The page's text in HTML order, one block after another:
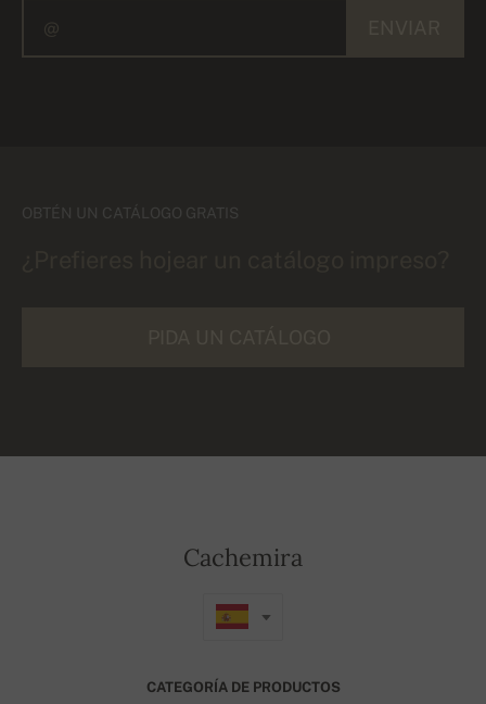
OBTÉN UN CATÁLOGO GRATIS
Cachemira
CATEGORÍA DE PRODUCTOS